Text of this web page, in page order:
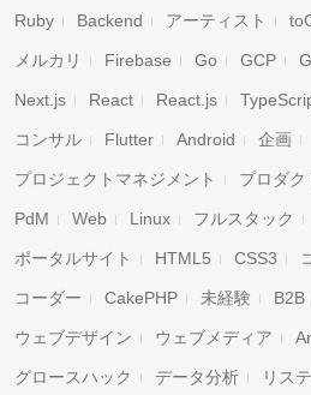
Ruby Backend アーティスト
メルカリ Firebase Go GCP
Next.js React React.js
コンサル Flutter Android 企画
プロジェクトマネジメント プロダク
PdM Web Linux フルスタック
ポータルサイト HTML5 CSS3
コーダー CakePHP 未経験 B2B
ウェブデザイン ウェブメディア
グロースハック データ分析 リス